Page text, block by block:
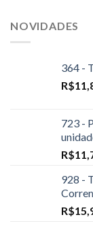
NOVIDADES
364 -
R$
723 -
R$
928 -
R$